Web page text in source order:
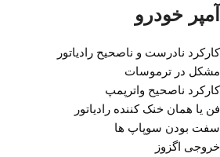
آمپر خودرو
کارکرد نادرست و ناصحیح رادیاتور
مشکل در ترموسات
کارکرد ناصحیح واترپمپ
فن یا همان خنک کننده رادیاتور
سفت بودن سوپاپ ها
خروجی اگزوز